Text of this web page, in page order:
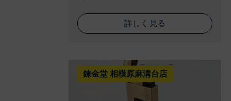
詳しく見る
錬金堂 相模原麻溝台店